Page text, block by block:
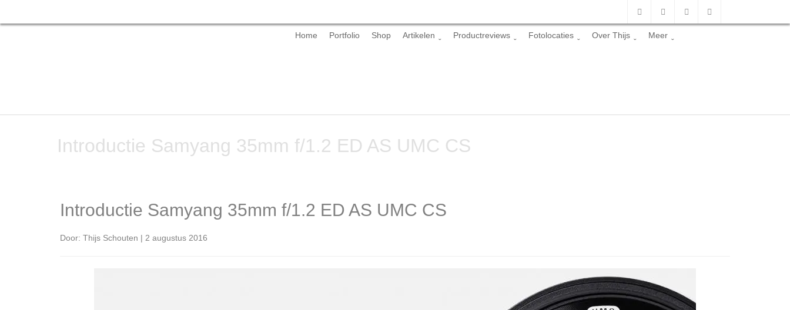
Skip
Home Portfolio Shop Artikelen Productreviews Fotolocaties Over Thijs Meer
Introductie Samyang 35mm f/1.2 ED AS UMC CS
Introductie Samyang 35mm f/1.2 ED AS UMC CS
Door: Thijs Schouten | 2 augustus 2016